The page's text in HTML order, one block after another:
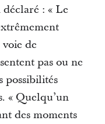
: « Le
de
pas ou ne
possibilités
« Quelqu’un
des moments